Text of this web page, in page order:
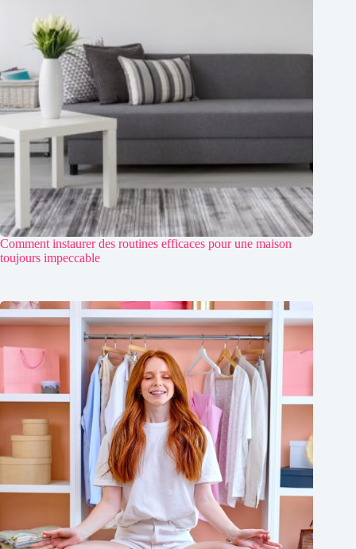
Comment instaurer des routines efficaces pour une maison
toujours impeccable